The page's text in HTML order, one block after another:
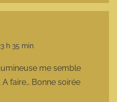
h 35 min
me semble
faire… Bonne soirée